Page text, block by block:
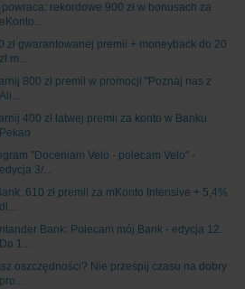
powraca: rekordowe 900 zł w bonusach za
eKonto...
zł gwarantowanej premii + moneyback do 20
zł m...
800 zł premii w promocji "Poznaj nas z
Ali...
400 zł łatwej premii za konto w Banku
Pekao
"Doceniam Velo - polecam Velo" -
edycja 3/...
610 zł premii za mKonto Intensive + 5,4%
dl...
Bank: Polecam mój Bank - edycja 12.
Do 1...
oszczędności? Nie prześpij czasu na dobry
pro...